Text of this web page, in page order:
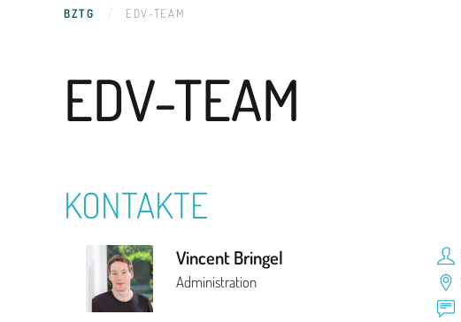
BZTG EDV-TEAM
EDV-TEAM
KONTAKTE
Vincent Bringel
Administration